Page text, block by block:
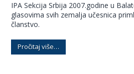
IPA Sekcija Srbija 2007.godine u
glasovima svih zemalja učesnica
članstvo.
Pročitaj više…